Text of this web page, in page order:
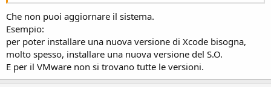
Che non puoi aggiornare il sistema.
Esempio:
per poter installare una nuova versione di Xcode bisogna,
molto spesso, installare una nuova versione del S.O.
E per il VMware non si trovano tutte le versioni.